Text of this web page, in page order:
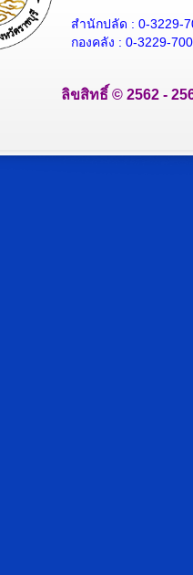
สำนักปลัด : 0-3229-
กองคลัง : 0-3229-
ลิขสิทธิ์ © 2562 -